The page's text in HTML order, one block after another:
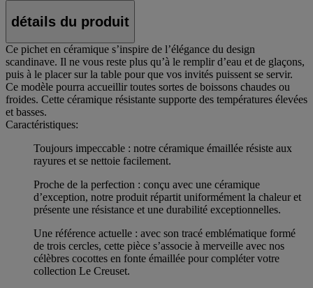
détails du produit
Ce pichet en céramique s’inspire de l’élégance du design
scandinave. Il ne vous reste plus qu’à le remplir d’eau et de glaçons,
puis à le placer sur la table pour que vos invités puissent se servir.
Ce modèle pourra accueillir toutes sortes de boissons chaudes ou
froides. Cette céramique résistante supporte des températures élevées
et basses.
Caractéristiques:
Toujours impeccable : notre céramique émaillée résiste aux
rayures et se nettoie facilement.
Proche de la perfection : conçu avec une céramique
d’exception, notre produit répartit uniformément la chaleur et
présente une résistance et une durabilité exceptionnelles.
Une référence actuelle : avec son tracé emblématique formé
de trois cercles, cette pièce s’associe à merveille avec nos
célèbres cocottes en fonte émaillée pour compléter votre
collection Le Creuset.